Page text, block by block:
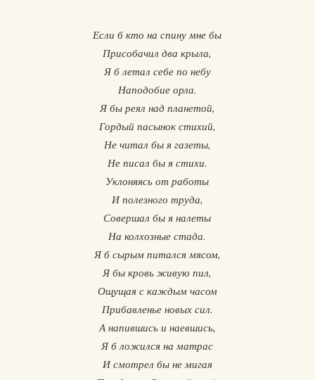
Если б кто на спину мне бы
Присобачил два крыла,
Я б летал себе по небу
Наподобие орла.
Я бы реял над планетой,
Гордый пасынок стихий,
Не читал бы я газеты,
Не писал бы я стихи.
Уклоняясь от работы
И полезного труда,
Совершал бы я налеты
На колхозные стада.
Я б сырым питался мясом,
Я бы кровь живую пил,
Ощущая с каждым часом
Прибавленье новых сил.
А напившись и наевшись,
Я б ложился на матрас
И смотрел бы не мигая